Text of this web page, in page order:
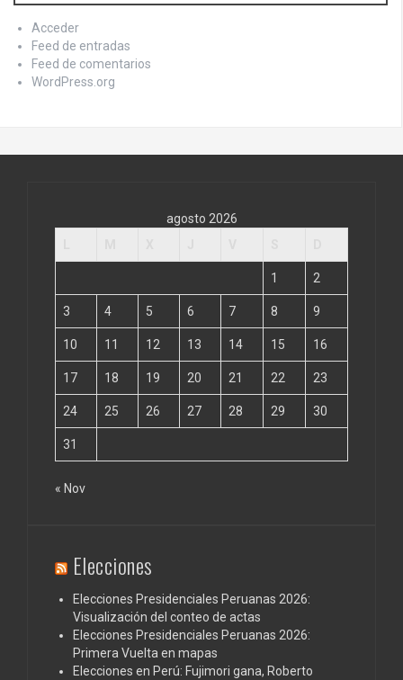
Acceder
Feed de entradas
Feed de comentarios
WordPress.org
agosto 2026
1 2
3 4 5 6 7 8 9
10 11 12 13 14 15 16
17 18 19 20 21 22 23
24 25 26 27 28 29 30
31
« Nov
Elecciones
Elecciones Presidenciales Peruanas 2026:
Visualización del conteo de actas
Elecciones Presidenciales Peruanas 2026:
Primera Vuelta en mapas
Elecciones en Perú: Fujimori gana, Roberto